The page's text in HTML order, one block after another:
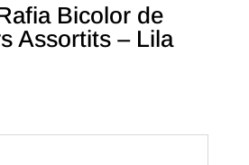
Bicolor de
Assortits – Lila